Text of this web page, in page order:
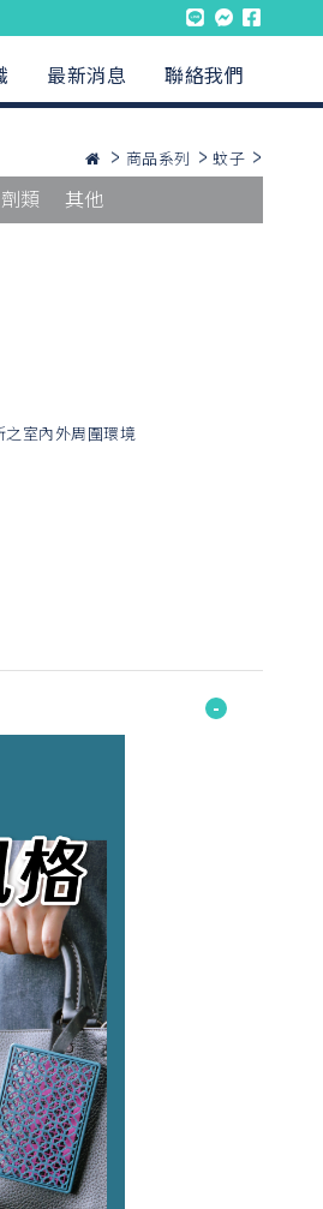
最新消息 聯絡我們
商品系列 蚊子
類 其他
之室內外周圍環境